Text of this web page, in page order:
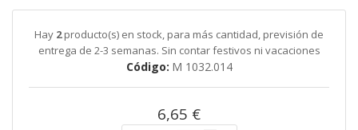
comienzo
galería
imágenes
Hay 2producto(s) en stock, para más cantidad, previsión de
entrega de 2-3 semanas. Sin contar festivos ni vacaciones
Código M 1032.014
6,65 €